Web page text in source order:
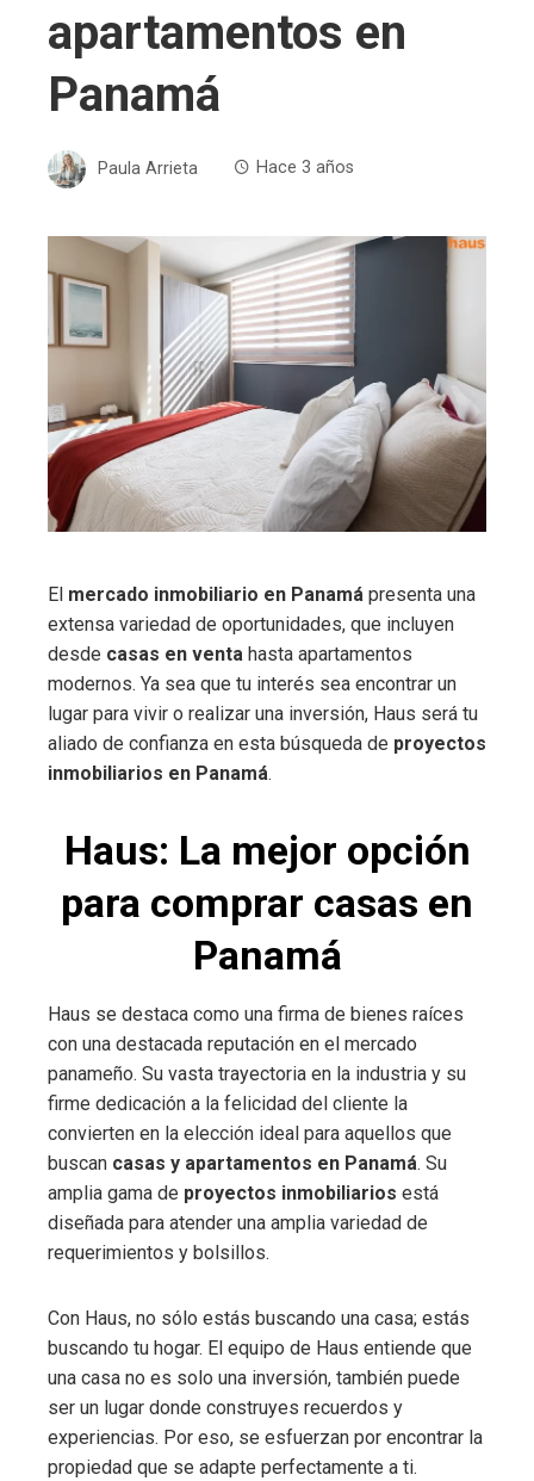
apartamentos en
Panamá
Paula Arrieta Hace 3 años
El mercado inmobiliario en Panamá presenta una
extensa variedad de oportunidades, que incluyen
desde casas en venta hasta apartamentos
modernos. Ya sea que tu interés sea encontrar un
lugar para vivir o realizar una inversión, Haus será tu
aliado de confianza en esta búsqueda de proyectos
inmobiliarios en Panamá.
Haus: La mejor opción
para comprar casas en
Panamá
Haus se destaca como una firma de bienes raíces
con una destacada reputación en el mercado
panameño. Su vasta trayectoria en la industria y su
firme dedicación a la felicidad del cliente la
convierten en la elección ideal para aquellos que
buscan casas y apartamentos en Panamá. Su
amplia gama de proyectos inmobiliarios está
diseñada para atender una amplia variedad de
requerimientos y bolsillos.
Con Haus, no sólo estás buscando una casa; estás
buscando tu hogar. El equipo de Haus entiende que
una casa no es solo una inversión, también puede
ser un lugar donde construyes recuerdos y
experiencias. Por eso, se esfuerzan por encontrar la
propiedad que se adapte perfectamente a ti.